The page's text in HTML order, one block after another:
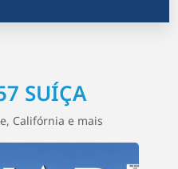
SUÍÇA
Califórnia e mais